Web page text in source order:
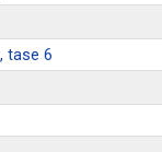
tase 6